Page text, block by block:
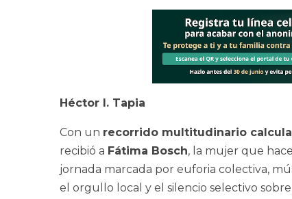
Héctor I. Tapia
Con un recorrido multitudinario
recibió a Fátima Bosch, la mujer que
jornada marcada por euforia colectiva,
el orgullo local y el silencio selectivo